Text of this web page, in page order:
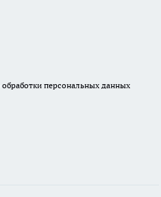
персональных данных